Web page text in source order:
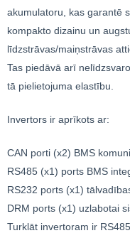
akumulatoru, kas garantē
kompakto dizainu un
līdzstrāvas/maiņstrāvas
Tas piedāvā arī
tā pielietojuma elastību.
Invertors ir aprīkots ar:
CAN porti (x2) BMS
RS485 (x1) ports BMS
RS232 ports (x1)
DRM ports (x1) uzlabotai
Turklāt invertoram ir